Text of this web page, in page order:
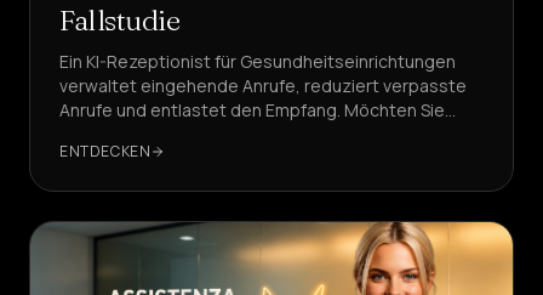
EINEN
AGENTEN
ERSTELLEN
Fallstudie
Ein KI-Rezeptionist für Gesundheitseinrichtungen
verwaltet eingehende Anrufe, reduziert verpasste
Anrufe und entlastet den Empfang. Möchten Sie
ENTDECKEN